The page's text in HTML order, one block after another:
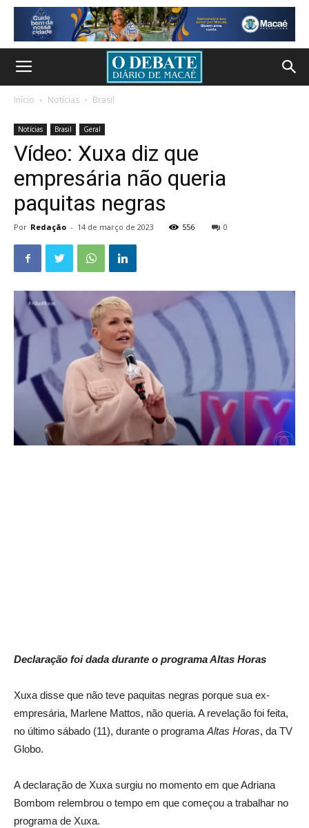
Início Notícias Brasil
Notícias Brasil Geral
Vídeo: Xuxa diz que
empresária não queria
paquitas negras
Por Redação - 14 de março de 2023 556 0
Declaração foi dada durante o programa Altas Horas
Xuxa disse que não teve paquitas negras porque sua ex-
empresária, Marlene Mattos, não queria. A revelação foi feita,
no último sábado (11), durante o programa Altas Horas, da TV
Globo.
A declaração de Xuxa surgiu no momento em que Adriana
Bombom relembrou o tempo em que começou a trabalhar no
programa de Xuxa.